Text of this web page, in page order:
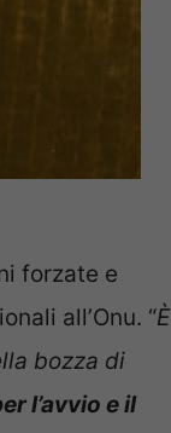
forzate e
all’Onu. “È
bozza di
l’avvio e il